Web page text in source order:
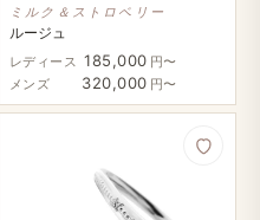
ミルク＆ストロベリー
ルージュ
レディース 185,000 円〜
メンズ
320,000 円〜